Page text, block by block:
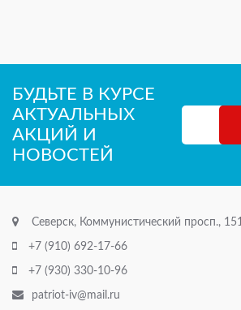
БУДЬТЕ В КУРСЕ
АКТУАЛЬНЫХ
АКЦИЙ И
НОВОСТЕЙ
Северск, Коммунистический просп., 151
+7 (910) 692-17-66
+7 (930) 330-10-96
patriot-iv@mail.ru